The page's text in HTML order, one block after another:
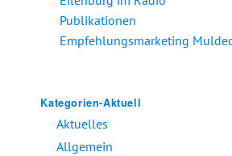
Publikationen
Empfehlungsmarketing
Kategorien-Aktuell
Aktuelles
Allgemein